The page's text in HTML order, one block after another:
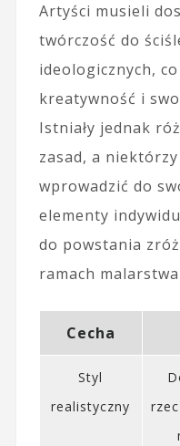
Artyści musieli
twórczość do
ideologicznych,
kreatywność i
Istniały jednak
zasad, a
wprowadzić do
elementy
do powstania
ramach
Cecha
Styl
realistyczny